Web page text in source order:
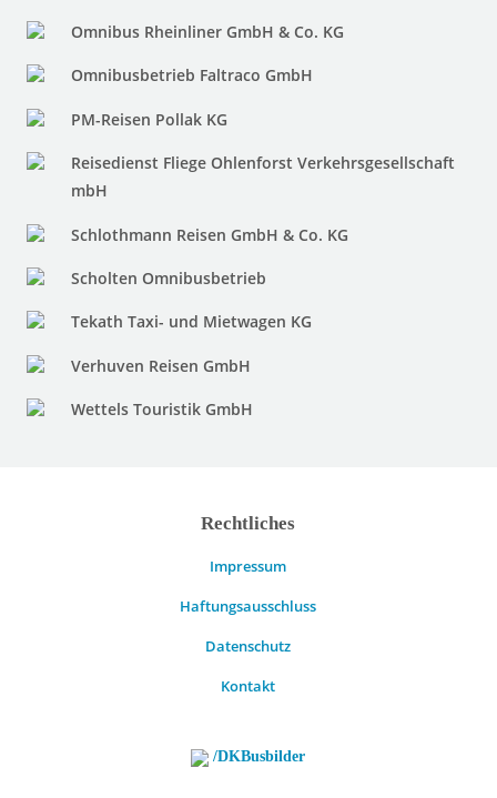
Omnibus Rheinliner GmbH & Co. KG
Omnibusbetrieb Faltraco GmbH
PM-Reisen Pollak KG
Reisedienst Fliege Ohlenforst Verkehrsgesellschaft
mbH
Schlothmann Reisen GmbH & Co. KG
Scholten Omnibusbetrieb
Tekath Taxi- und Mietwagen KG
Verhuven Reisen GmbH
Wettels Touristik GmbH
Rechtliches
Impressum
Haftungsausschluss
Datenschutz
Kontakt
/DKBusbilder